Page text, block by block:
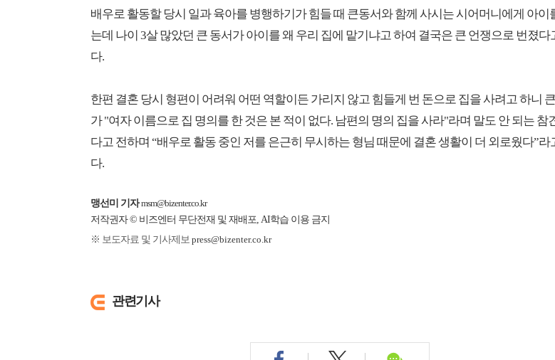
배우로 활동할 당시 일과 육아를 병행하기가 힘들 때 큰동서와 함께 사시는 시어머니에게 아이
는데 나이 3살 많았던 큰 동서가 아이를 왜 우리 집에 맡기냐고 하여 결국은 큰 언쟁으로 번졌다
다.
한편 결혼 당시 형편이 어려워 어떤 역할이든 가리지 않고 힘들게 번 돈으로 집을 사려고 하니
가 "여자 이름으로 집 명의를 한 것은 본 적이 없다. 남편의 명의 집을 사라"라며 말도 안 되는 참
다고 전하며 “배우로 활동 중인 저를 은근히 무시하는 형님 때문에 결혼 생활이 더 외로웠다”라
다.
맹선미 기자 msm@bizenter.co.kr
저작권자 © 비즈엔터 무단전재 및 재배포, AI학습 이용 금지
※ 보도자료 및 기사제보 press@bizenter.co.kr
관련기사